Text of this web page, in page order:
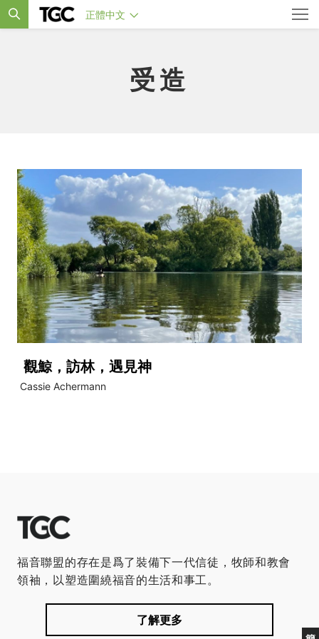
正體中文
受造
觀鯨，訪林，遇見神
Cassie Achermann
福音聯盟的存在是爲了裝備下一代信徒，牧師和教會
領袖，以塑造圍繞福音的生活和事工。
了解更多